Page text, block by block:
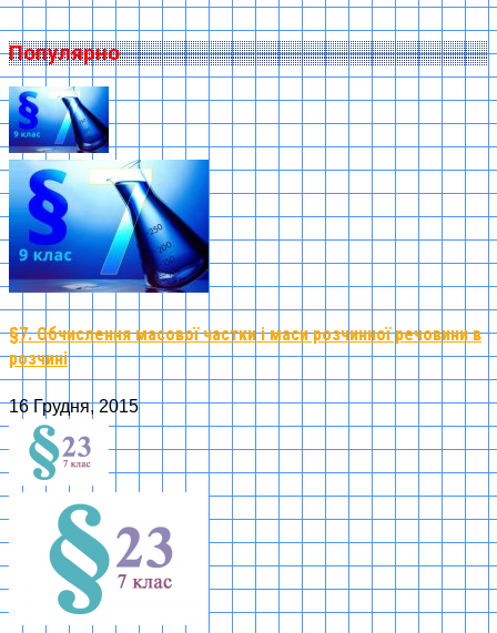
Популярно
§7. Обчислення масової частки і маси розчинної речовини в
розчині
16 Грудня, 2015